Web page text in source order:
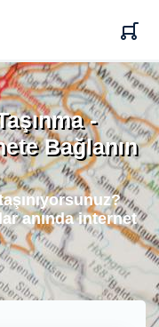
-
Bağlanın
anında internet